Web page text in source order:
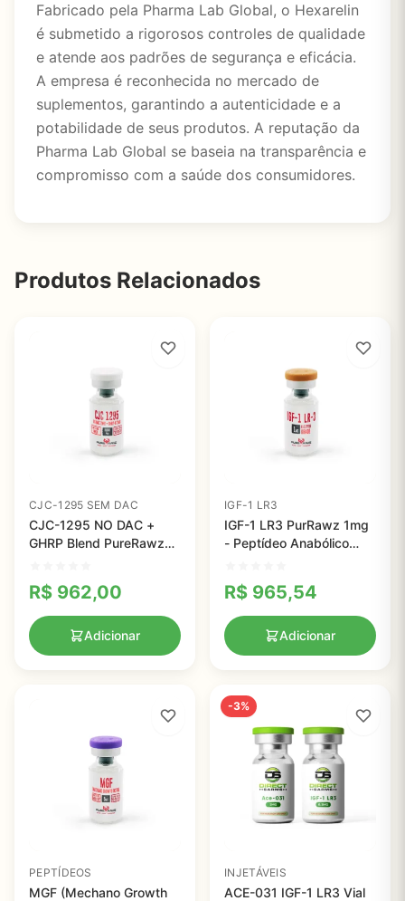
Fabricado pela Pharma Lab Global, o Hexarelin
é submetido a rigorosos controles de qualidade
e atende aos padrões de segurança e eficácia.
A empresa é reconhecida no mercado de
suplementos, garantindo a autenticidade e a
potabilidade de seus produtos. A reputação da
Pharma Lab Global se baseia na transparência e
compromisso com a saúde dos consumidores.
Produtos Relacionados
CJC-1295 SEM DAC
CJC-1295 NO DAC +
GHRP Blend PureRawz
de Crescimento com
99% de Pureza
R$ 962,00
Adicionar
IGF-1 LR3
IGF-1 LR3 PurRawz 1mg
- Peptídeo Anabólico
R$ 965,54
Adicionar
PEPTÍDEOS
MGF (Mechano Growth
-3%
INJETÁVEIS
ACE-031 IGF-1 LR3 Vial